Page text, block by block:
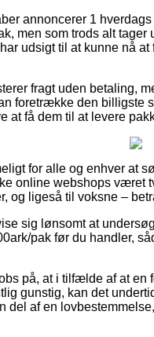
annoncerer 1
men som trods alt
udsigt til at kunne nå
fragt uden betaling,
foretrække den billigste
få dem til at levere
for alle og enhver at
online webshops været
og ligeså til voksne –
sig lønsomt at
pak før du handler,
på, at i tilfælde af at en
gunstig, kan det
del af en